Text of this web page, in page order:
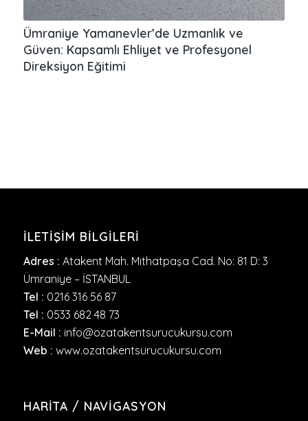
Ümraniye Yamanevler’de Uzmanlık ve
Güven: Kapsamlı Ehliyet ve Profesyonel
Direksiyon Eğitimi
İLETIŞIM BILGILERI
Adres : Atakent Mah. Mithatpaşa Cad. No: 81 D: 3
Ümraniye – İSTANBUL
Tel : 0216 316 56 87
Tel : 0533 682 48 73
E-Mail : info@ozatakentsurucukursu.com
Web : www.ozatakentsurucukursu.com
HARITA / NAVIGASYON